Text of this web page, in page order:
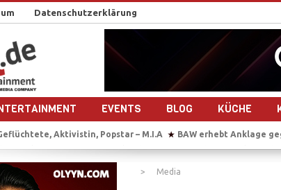
Datenschutzerklärung
EVENTS BLOG KÜCHE
Aktivistin, Popstar – M.I.A ★ BAW erhebt Anklage gegen
Tamilen feiern in Deutschlands größtem Hindu-Tempel ★
nach dem Bürgerkrieg – 10 Jahre Frieden?
Reihe: Sri Lanka nach dem Bürgerkrieg- 10 Jahre Frieden?
Media